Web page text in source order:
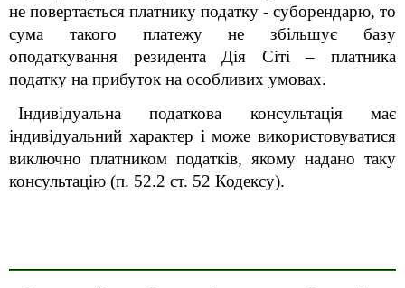
не повертається платнику податку - суборендарю, то
сума такого платежу не збільшує базу
оподаткування резидента Дія Сіті – платника
податку на прибуток на особливих умовах.
Індивідуальна податкова консультація має
індивідуальний характер і може використовуватися
виключно платником податків, якому надано таку
консультацію (п. 52.2 ст. 52 Кодексу).